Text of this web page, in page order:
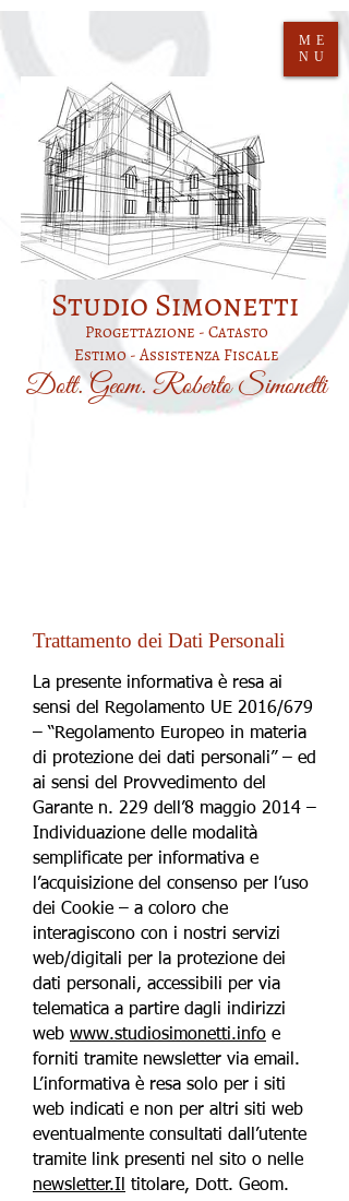
ME
NU
Studio Simonetti
Estimo - Assistenza Fiscale
Progettazione - Catasto
Dott. Geom. Roberto Simonetti
Trattamento dei Dati Personali
La presente informativa è resa ai
sensi del Regolamento UE 2016/679
– “Regolamento Europeo in materia
di protezione dei dati personali” – ed
ai sensi del Provvedimento del
Garante n. 229 dell’8 maggio 2014 –
Individuazione delle modalità
semplificate per informativa e
l’acquisizione del consenso per l’uso
dei Cookie – a coloro che
interagiscono con i nostri servizi
web/digitali per la protezione dei
dati personali, accessibili per via
telematica a partire dagli indirizzi
web www.studiosimonetti.info e
forniti tramite newsletter via email.
L’informativa è resa solo per i siti
web indicati e non per altri siti web
eventualmente consultati dall’utente
tramite link presenti nel sito o nelle
newsletter.Il titolare, Dott. Geom.